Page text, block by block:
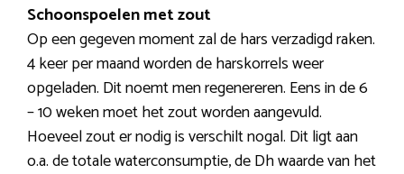
Schoonspoelen met zout
Op een gegeven moment zal de hars verzadigd raken.
4 keer per maand worden de harskorrels weer
opgeladen. Dit noemt men regenereren. Eens in de 6
– 10 weken moet het zout worden aangevuld.
Hoeveel zout er nodig is verschilt nogal. Dit ligt aan
o.a. de totale waterconsumptie, de Dh waarde van het